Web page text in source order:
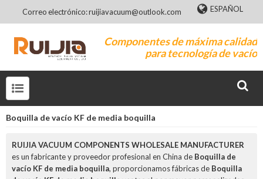
Correo electrónico: ruijiavacuum@outlook.com ESPAÑOL
Componentes de máxima calidad
para tecnología de vacío
Boquilla de vacío KF de media boquilla
RUIJIA VACUUM COMPONENTS WHOLESALE MANUFACTURER
es un fabricante y proveedor profesional en China de Boquilla de
vacío KF de media boquilla, proporcionamos fábricas de Boquilla